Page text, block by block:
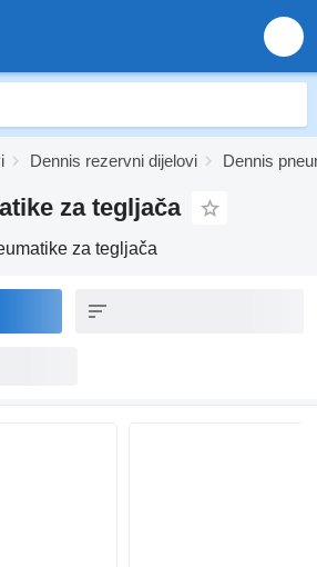
Dennis rezervni dijelovi Dennis
za tegljača
za tegljača